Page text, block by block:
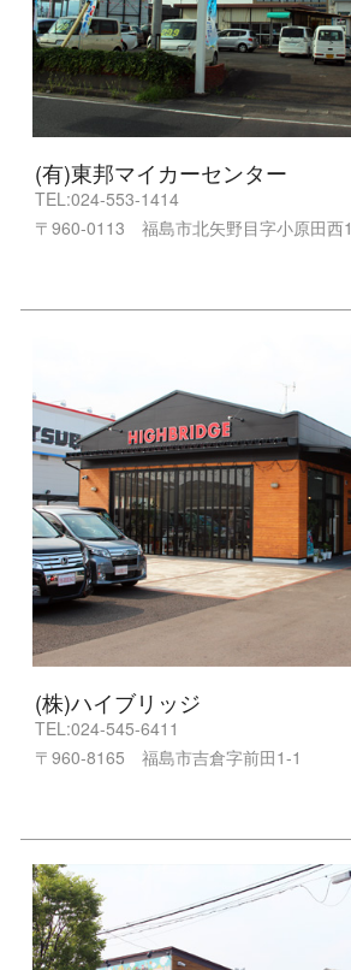
(有)東邦マイカーセンター
TEL:024-553-1414
〒960-0113 福島市北矢野目字小原田西
(株)ハイブリッジ
TEL:024-545-6411
〒960-8165 福島市吉倉字前田1-1